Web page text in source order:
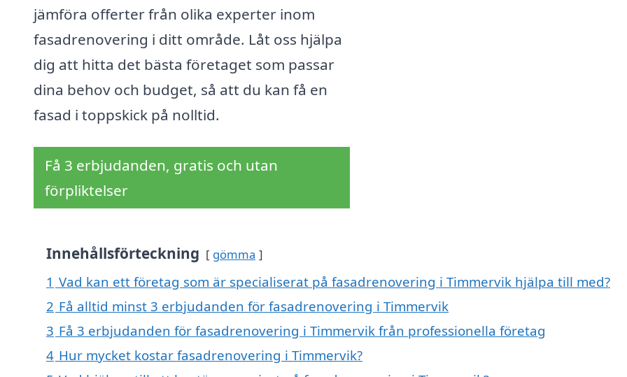
jämföra offerter från olika experter inom
fasadrenovering i ditt område. Låt oss hjälpa
dig att hitta det bästa företaget som passar
dina behov och budget, så att du kan få en
fasad i toppskick på nolltid.
Få 3 erbjudanden, gratis och utan
förpliktelser
Innehållsförteckning gömma
1 Vad kan ett företag som är specialiserat på fasadrenovering i Timmervik hjälpa till med?
2 Få alltid minst 3 erbjudanden för fasadrenovering i Timmervik
3 Få 3 erbjudanden för fasadrenovering i Timmervik från professionella företag
4 Hur mycket kostar fasadrenovering i Timmervik?